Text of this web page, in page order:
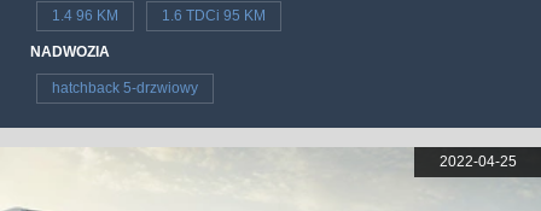
1.4 96 KM 1.6 TDCi 95 KM
NADWOZIA
hatchback 5-drzwiowy
2022-04-25